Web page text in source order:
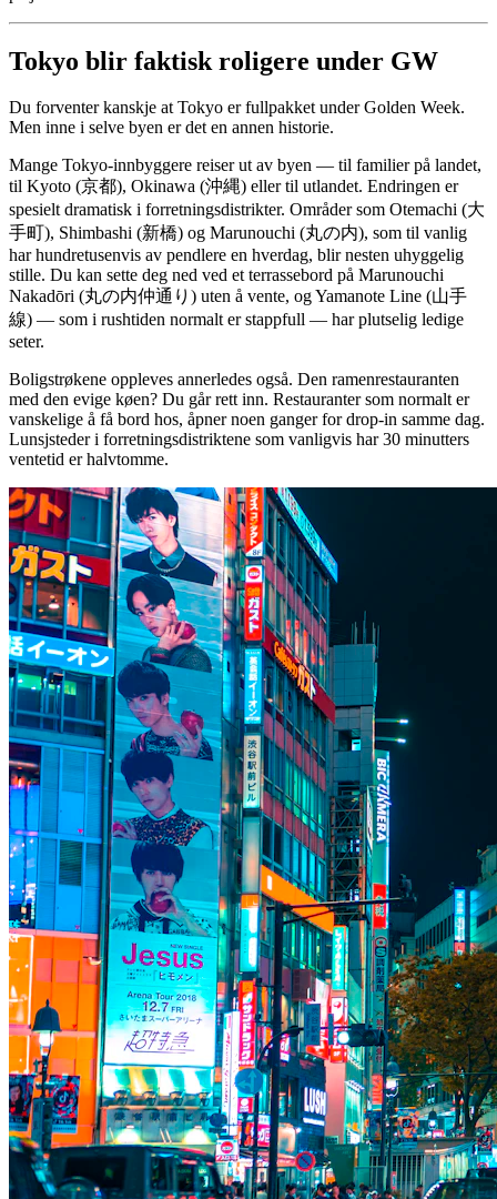
Tokyo blir faktisk roligere under GW
Du forventer kanskje at Tokyo er fullpakket under Golden Week.
Men inne i selve byen er det en annen historie.
Mange Tokyo-innbyggere reiser ut av byen — til familier på landet,
til Kyoto (京都), Okinawa (沖縄) eller til utlandet. Endringen er
spesielt dramatisk i forretningsdistrikter. Områder som Otemachi (大
手町), Shimbashi (新橋) og Marunouchi (丸の内), som til vanlig
har hundretusenvis av pendlere en hverdag, blir nesten uhyggelig
stille. Du kan sette deg ned ved et terrassebord på Marunouchi
Nakadōri (丸の内仲通り) uten å vente, og Yamanote Line (山手
線) — som i rushtiden normalt er stappfull — har plutselig ledige
seter.
Boligstrøkene oppleves annerledes også. Den ramenrestauranten
med den evige køen? Du går rett inn. Restauranter som normalt er
vanskelige å få bord hos, åpner noen ganger for drop-in samme dag.
Lunsjsteder i forretningsdistriktene som vanligvis har 30 minutters
ventetid er halvtomme.